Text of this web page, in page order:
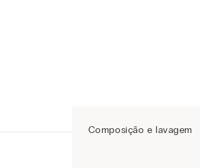
Composição e lavagem